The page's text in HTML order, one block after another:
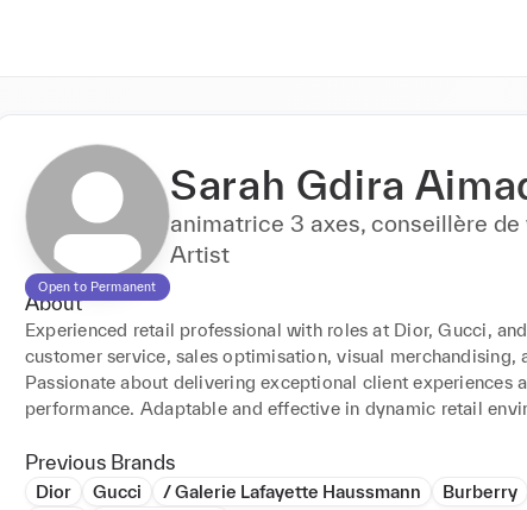
Open to Permanent
Sarah Gdira
animatrice 3 axes, conseillère
Artist
About
Experienced retail professional with roles at Dior, Gucci,
customer service, sales optimisation, visual merchandising,
Passionate about delivering exceptional client experiences
performance. Adaptable and effective in dynamic retail
Previous Brands
Dior Gucci / Galerie Lafayette Haussmann Burberry